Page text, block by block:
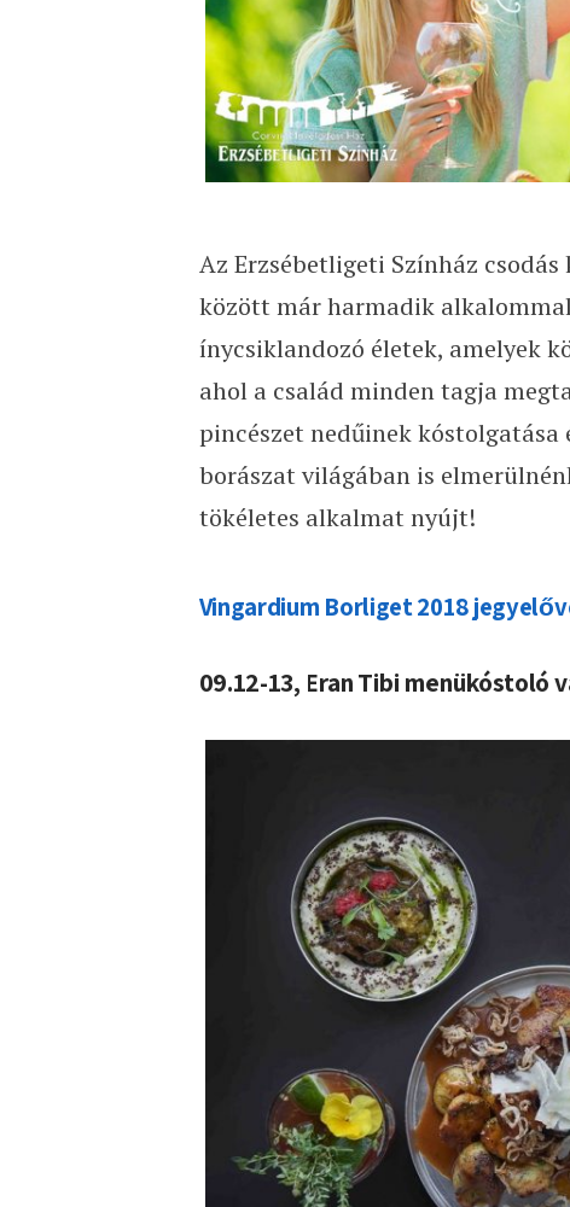
Az Erzsébetligeti Színház csodás
között már harmadik
ínycsiklandozó életek, amelyek
ahol a család minden tagja
pincészet nedűinek kóstolgatása
borászat világában is
tökéletes alkalmat nyújt!
Vingardium Borliget 2018
09.12-13, Eran Tibi menükóstoló